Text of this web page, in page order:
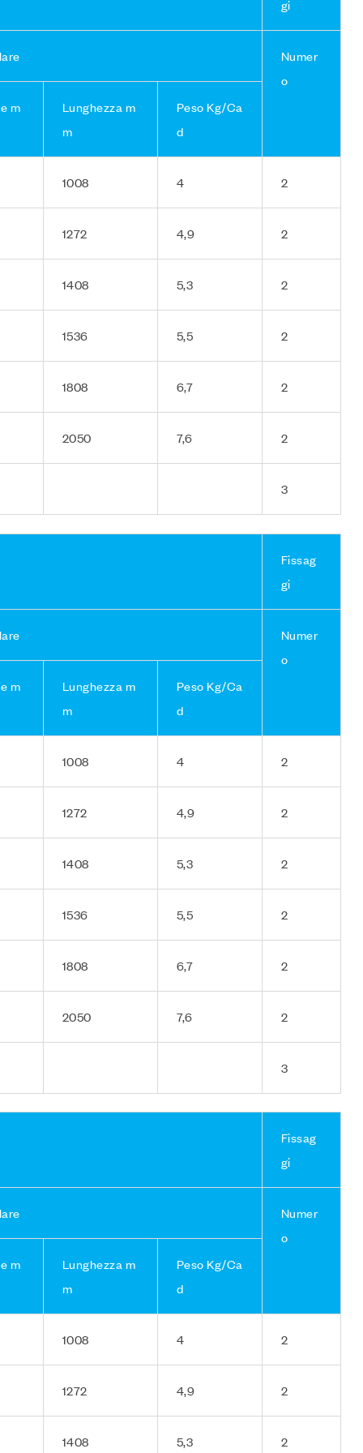
gi
Numer
o
m
Lunghezza m
m
Peso Kg/Ca
d
1008 4 2
1272 4,9 2
1408 5,3 2
1536 5,5 2
1808 6,7 2
2050 7,6 2
3
Fissag
gi
Numer
o
m
Lunghezza m
m
Peso Kg/Ca
d
1008 4 2
1272 4,9 2
1408 5,3 2
1536 5,5 2
1808 6,7 2
2050 7,6 2
3
Fissag
gi
Numer
o
m
Lunghezza m
m
Peso Kg/Ca
d
1008 4 2
1272 4,9 2
1408 5,3 2